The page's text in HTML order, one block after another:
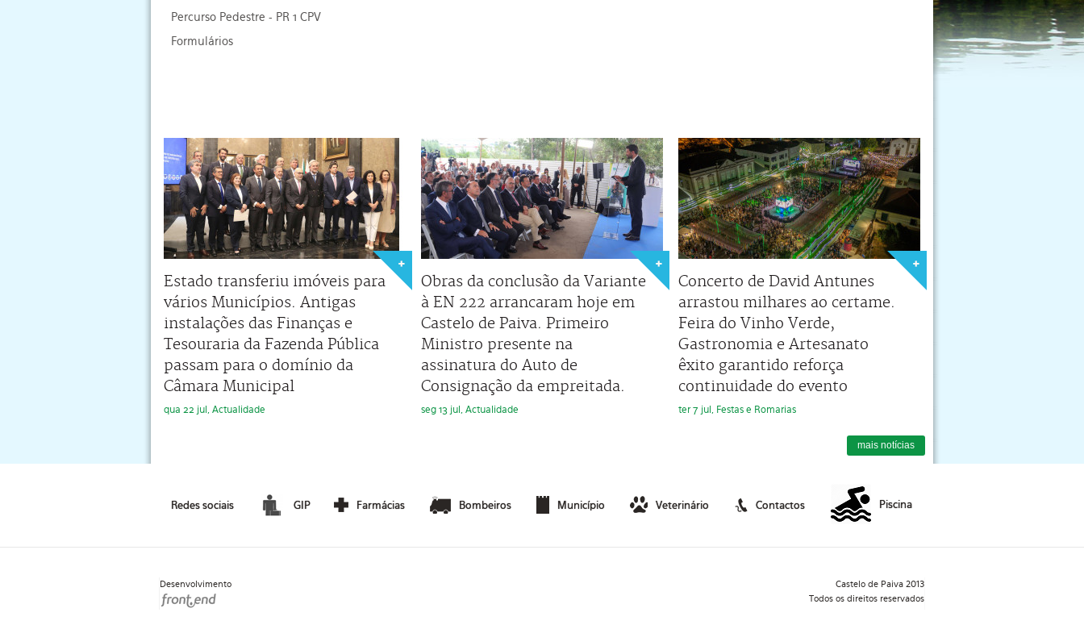
Percurso Pedestre - PR 1 CPV
Formulários
Estado transferiu imóveis para
vários Municípios. Antigas
instalações das Finanças e
Tesouraria da Fazenda Pública
passam para o domínio da
Câmara Municipal
qua 22 jul, Actualidade
Obras da conclusão da Variante
à EN 222 arrancaram hoje em
Castelo de Paiva. Primeiro
Ministro presente na
assinatura do Auto de
Consignação da empreitada.
seg 13 jul, Actualidade
Concerto de David Antunes
arrastou milhares ao certame.
Feira do Vinho Verde,
Gastronomia e Artesanato
êxito garantido reforça
continuidade do evento
ter 7 jul, Festas e Romarias
mais notícias
Redes sociais GIP Farmácias Bombeiros Município Veterinário Contactos Piscina
Desenvolvimento
Castelo de Paiva 2013
Todos os direitos reservados